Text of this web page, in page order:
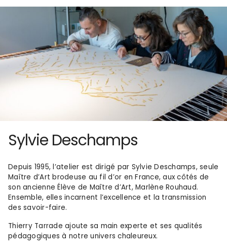
Sylvie Deschamps
Depuis 1995, l’atelier est dirigé par Sylvie Deschamps, seule
Maître d’Art brodeuse au fil d’or en France, aux côtés de
son ancienne Élève de Maître d’Art, Marlène Rouhaud.
Ensemble, elles incarnent l’excellence et la transmission
des savoir-faire.
Thierry Tarrade ajoute sa main experte et ses qualités
pédagogiques à notre univers chaleureux.